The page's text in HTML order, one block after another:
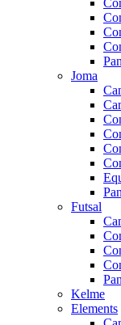
Joma
Futsal
Kelme
Elements